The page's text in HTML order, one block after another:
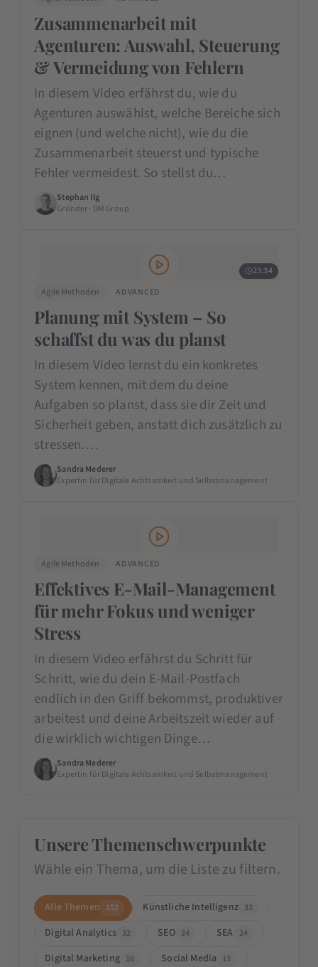
Zusammenarbeit mit
Agenturen: Auswahl, Steuerung
& Vermeidung von Fehlern
In diesem Video erfährst du, wie du
Agenturen auswählst, welche Bereiche sich
eignen (und welche nicht), wie du die
Zusammenarbeit steuerst und typische
Fehler vermeidest. So stellst du…
Stephan Ilg
Gründer · DM Group
23:34
Agile Methoden
ADVANCED
Planung mit System – So
schaffst du was du planst
In diesem Video lernst du ein konkretes
System kennen, mit dem du deine
Aufgaben so planst, dass sie dir Zeit und
Sicherheit geben, anstatt dich zusätzlich zu
stressen.…
Sandra Mederer
Expertin für Digitale Achtsamkeit und Selbstmanagement
Agile Methoden ADVANCED
Effektives E-Mail-Management
für mehr Fokus und weniger
Stress
In diesem Video erfährst du Schritt für
Schritt, wie du dein E-Mail-Postfach
endlich in den Griff bekommst, produktiver
arbeitest und deine Arbeitszeit wieder auf
die wirklich wichtigen Dinge…
Sandra Mederer
Expertin für Digitale Achtsamkeit und Selbstmanagement
Unsere Themenschwerpunkte
Wähle ein Thema, um die Liste zu filtern.
Alle Themen 152 Künstliche Intelligenz 33
Digital Analytics 32 SEO 24 SEA 24
Digital Marketing 16 Social Media 13